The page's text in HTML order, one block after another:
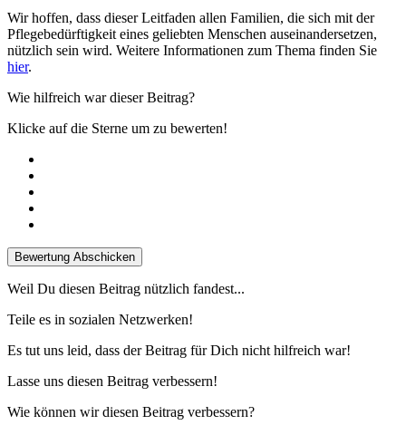
Wir hoffen, dass dieser Leitfaden allen Familien, die sich mit der
Pflegebedürftigkeit eines geliebten Menschen auseinandersetzen,
nützlich sein wird. Weitere Informationen zum Thema finden Sie
hier.
Wie hilfreich war dieser Beitrag?
Klicke auf die Sterne um zu bewerten!
Bewertung Abschicken
Weil Du diesen Beitrag nützlich fandest...
Teile es in sozialen Netzwerken!
Es tut uns leid, dass der Beitrag für Dich nicht hilfreich war!
Lasse uns diesen Beitrag verbessern!
Wie können wir diesen Beitrag verbessern?